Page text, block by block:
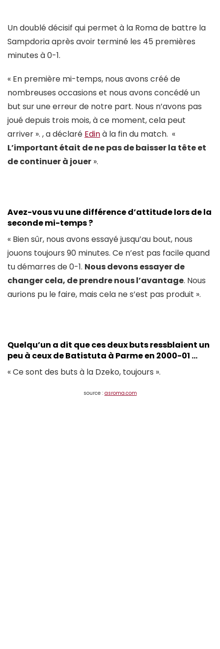
Un doublé décisif qui permet à la Roma de battre la
Sampdoria après avoir terminé les 45 premières
minutes à 0-1.
« En première mi-temps, nous avons créé de
nombreuses occasions et nous avons concédé un
but sur une erreur de notre part. Nous n’avons pas
joué depuis trois mois, à ce moment, cela peut
arriver ». , a déclaré Edinà la fin du match. «
L’important était de ne pas de baisser la tête et
de continuer à jouer ».
Avez-vous vu une différence d’attitude lors de la
seconde mi-temps ?
« Bien sûr, nous avons essayé jusqu’au bout, nous
jouons toujours 90 minutes. Ce n’est pas facile quand
tu démarres de 0-1. Nous devons essayer de
changer cela, de prendre nous l’avantage. Nous
aurions pu le faire, mais cela ne s’est pas produit ».
Quelqu’un a dit que ces deux buts ressblaient un
peu à ceux de Batistuta à Parme en 2000-01 …
« Ce sont des buts à la Dzeko, toujours ».
source : asroma.com